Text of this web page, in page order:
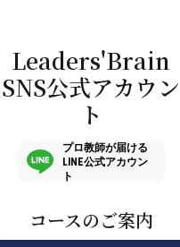
Leaders'Brain
SNS公式アカウン
ト
プロ教師が届ける
LINE公式アカウン
ト
コースのご案内